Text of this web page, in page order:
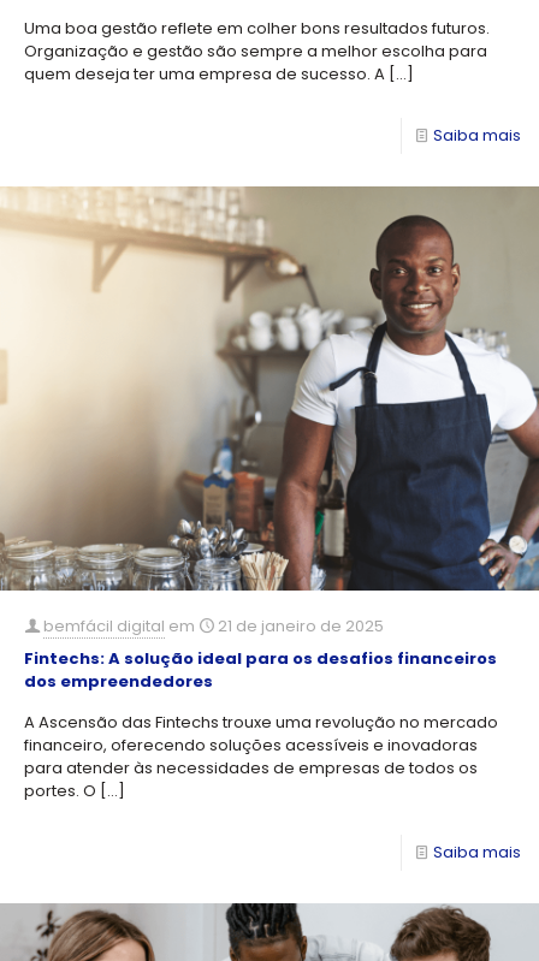
Uma boa gestão reflete em colher bons resultados futuros.
Organização e gestão são sempre a melhor escolha para
quem deseja ter uma empresa de sucesso. A […]
Saiba mais
bemfácil digital em
21 de janeiro de 2025
Fintechs: A solução ideal para os desafios financeiros
dos empreendedores
A Ascensão das Fintechs trouxe uma revolução no mercado
financeiro, oferecendo soluções acessíveis e inovadoras
para atender às necessidades de empresas de todos os
portes. O […]
Saiba mais